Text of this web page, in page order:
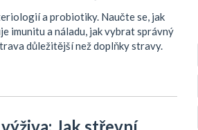
a probiotiky. Naučte se, jak
imunitu a náladu, jak vybrat správný
důležitější než doplňky stravy.
Jak střevní